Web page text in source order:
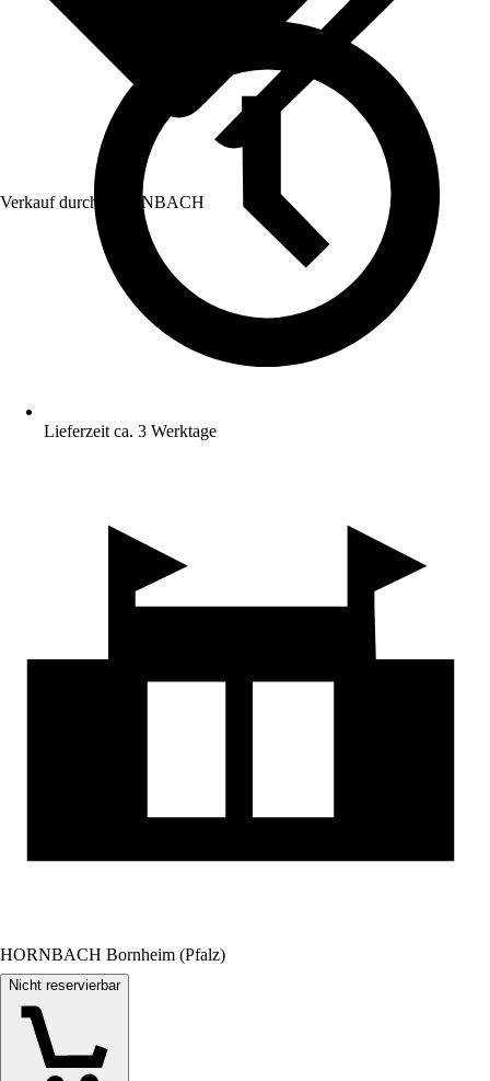
Verkauf durch: HORNBACH
Lieferzeit ca. 3 Werktage
HORNBACH Bornheim (Pfalz)
Nicht reservierbar